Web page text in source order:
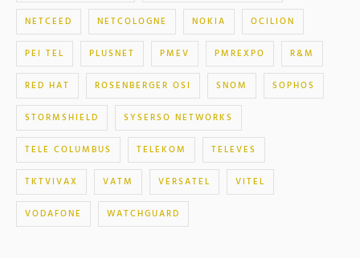
NETCEED NETCOLOGNE NOKIA OCILION
PEI TEL PLUSNET PMEV PMREXPO R&M
RED HAT ROSENBERGER OSI SNOM SOPHOS
STORMSHIELD SYSERSO NETWORKS
TELE COLUMBUS TELEKOM TELEVES
TKTVIVAX VATM VERSATEL VITEL
VODAFONE WATCHGUARD